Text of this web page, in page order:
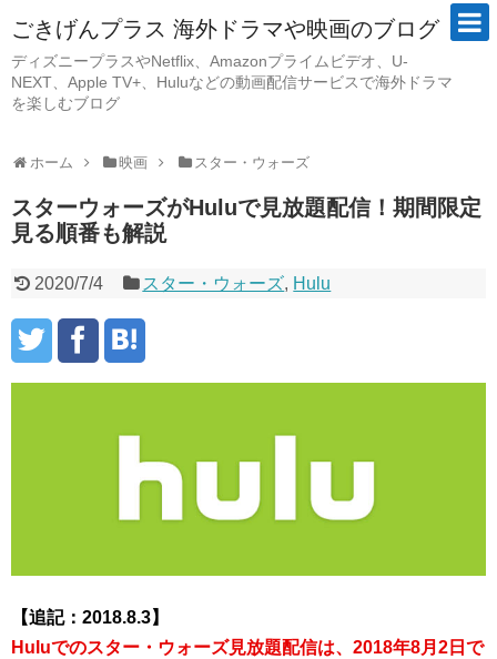
ごきげんプラス 海外ドラマや映画のブログ
ディズニープラスやNetflix、Amazonプライムビデオ、U-
NEXT、Apple TV+、Huluなどの動画配信サービスで海外ドラマ
を楽しむブログ
ホーム 映画 スター・ウォーズ
スターウォーズがHuluで見放題配信！期間限定
見る順番も解説
2020/7/4 スター・ウォーズ, Hulu
【追記：2018.8.3】
Huluでのスター・ウォーズ見放題配信は、2018年8月2日で